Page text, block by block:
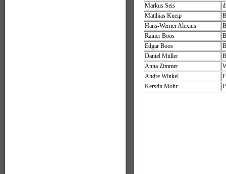
Markus Seis
Matthias Kneip
Hans-Werner Alexius
Rainer Boos
Edgar Boos
Daniel Müller
Anna Zimmer
Andre Winkel
Kerstin Mohr